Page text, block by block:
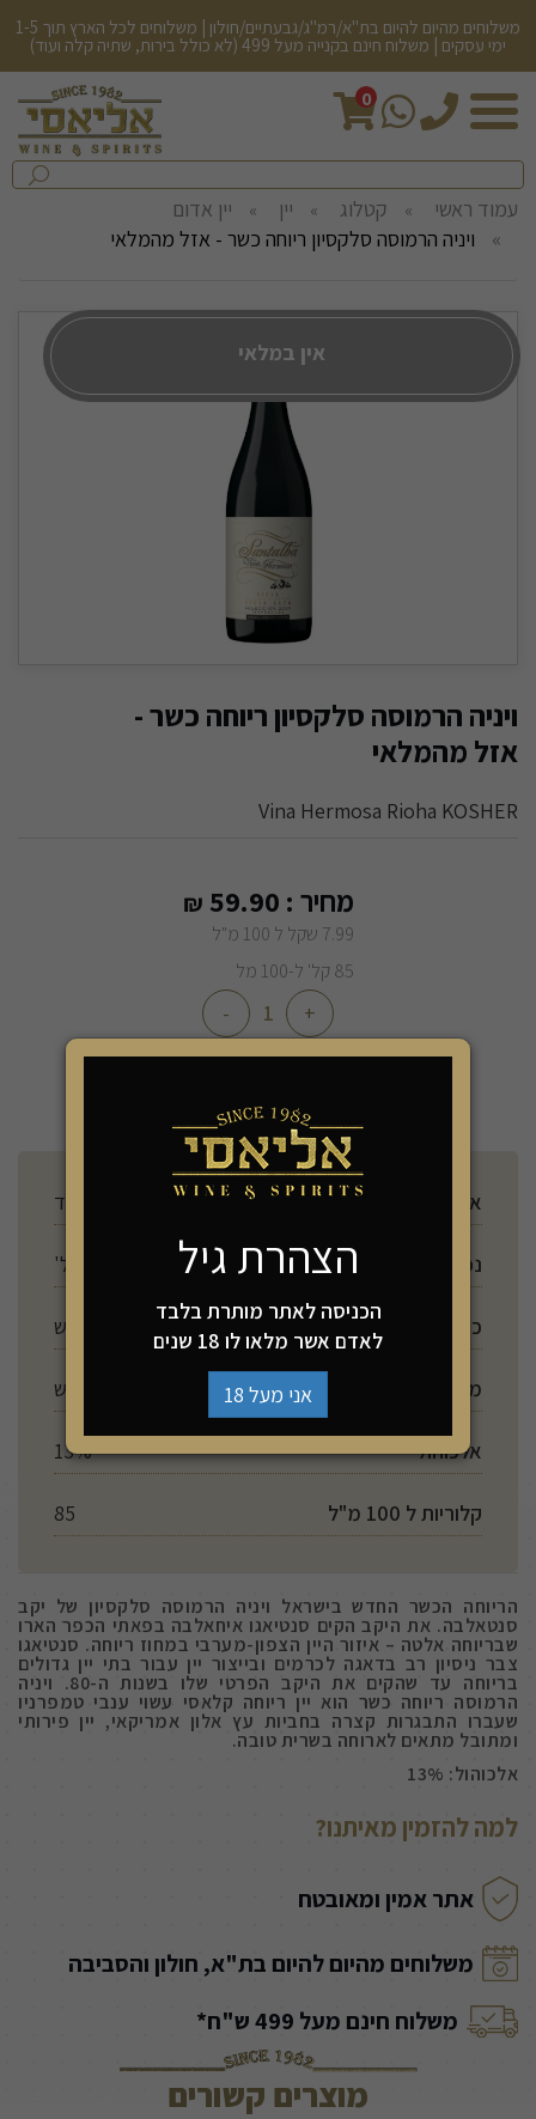
משלוחים מהיום להיום בת"א/רמ"ג/גבעתיים/חולון | משלוחים לכל הארץ תוך 1-5
ימי עסקים | משלוח חינם בקנייה מעל 499 (לא כולל בירות, שתיה קלה ועוד)
0
חיפש
בחנות...
עמוד ראשי קטלוג יין
יין אדום
ויניה הרמוסה סלקסיון ריוחה כשר - אזל מהמלאי
אין במלאי
ויניה הרמוסה סלקסיון ריוחה כשר -
אזל מהמלאי
Vina Hermosa Rioha KOSHER
מחיר : 59.90
₪
7.99 שקל ל 100 מ"ל
85 קל' ל-100 מל
+
-
ארץ ייצור ספרד
נפח
כשרות יש
מתיקות יבש
אלכוהול 13%
קלוריות ל 100 מ"ל 85
הריוחה הכשר החדש בישראל ויניה הרמוסה סלקסיון של יקב
סנטאלבה. את היקב הקים סנטיאגו איחאלבה בפאתי הכפר הארו
שבריוחה אלטה – איזור היין הצפון-מערבי במחוז ריוחה. סנטיאגו
צבר ניסיון רב בדאגה לכרמים ובייצור יין עבור בתי יין גדולים
בריוחה עד שהקים את היקב הפרטי שלו בשנות ה-80. ויניה
הרמוסה ריוחה כשר הוא יין ריוחה קלאסי עשוי ענבי טמפרניו
שעברו התבגרות קצרה בחביות עץ אלון אמריקאי, יין פירותי
ומתובל מתאים לארוחה בשרית טובה.
אלכוהול: 13%
למה להזמין מאיתנו?
אתר אמין ומאובטח
משלוחים מהיום להיום בת"א, חולון והסביבה
משלוח חינם מעל 499 ש"ח*
מוצרים קשורים
הצהרת גיל
הכניסה לאתר מותרת בלבד
לאדם אשר מלאו לו 18 שנים
אני מעל 18